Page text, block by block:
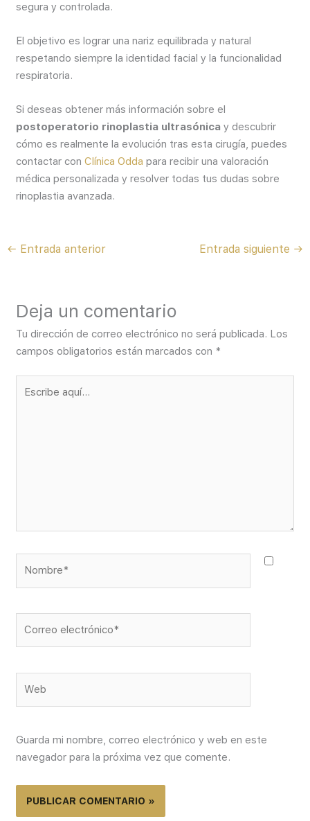
segura y controlada.
El objetivo es lograr una nariz equilibrada y natural
respetando siempre la identidad facial y la funcionalidad
respiratoria.
Si deseas obtener más información sobre el
postoperatorio rinoplastia ultrasónica y descubrir
cómo es realmente la evolución tras esta cirugía, puedes
contactar conClínica Odda para recibir una valoración
médica personalizada y resolver todas tus dudas sobre
rinoplastia avanzada.
← Entrada anterior Entrada siguiente →
Deja un comentario
Tu dirección de correo electrónico no será publicada. Los
campos obligatorios están marcados con *
Guarda mi nombre, correo electrónico y web en este
navegador para la próxima vez que comente.